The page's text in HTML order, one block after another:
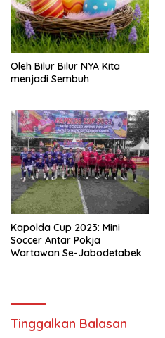
Oleh Bilur Bilur NYA Kita
menjadi Sembuh
Kapolda Cup 2023: Mini
Soccer Antar Pokja
Wartawan Se-Jabodetabek
Tinggalkan Balasan